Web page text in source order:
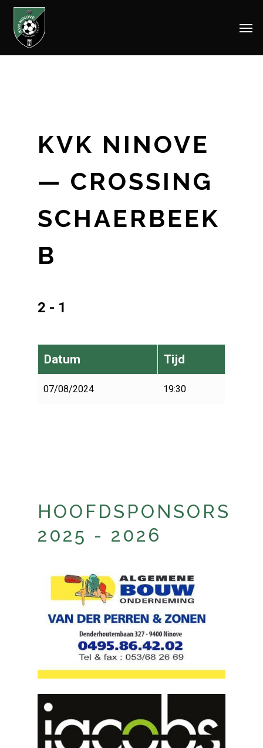
Skip
KVK NINOVE
— CROSSING
SCHAERBEEK
B
2 - 1
Datum Tijd
07/08/2024 19:30
HOOFDSPONSORS
2025 - 2026